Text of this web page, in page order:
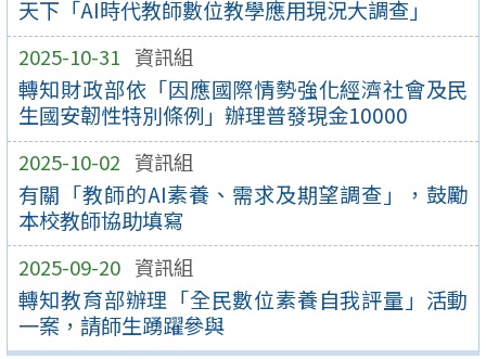
天下「AI時代教師數位教學應用現況大調查」
2025-10-31 資訊組
轉知財政部依「因應國際情勢強化經濟社會及民
生國安韌性特別條例」辦理普發現金10000
2025-10-02 資訊組
有關「教師的AI素養、需求及期望調查」，鼓勵
本校教師協助填寫
2025-09-20 資訊組
轉知教育部辦理「全民數位素養自我評量」活動
一案，請師生踴躍參與